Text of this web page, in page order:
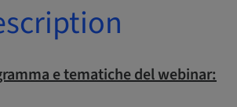
e tematiche del webinar: